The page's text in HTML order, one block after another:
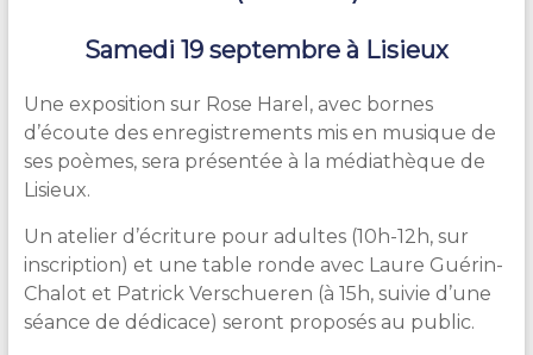
Samedi 19 septembre à Lisieux
Une exposition sur Rose Harel, avec bornes
d’écoute des enregistrements mis en musique de
ses poèmes, sera présentée à la médiathèque de
Lisieux.
Un atelier d’écriture pour adultes (10h-12h, sur
inscription) et une table ronde avec Laure Guérin-
Chalot et Patrick Verschueren (à 15h, suivie d’une
séance de dédicace) seront proposés au public.